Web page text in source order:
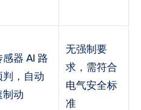
感器 AI 路
判，自动
制动
无强制要
求，需符合
电气安全标
准